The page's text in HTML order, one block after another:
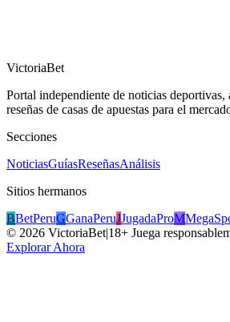
VictoriaBet
Portal independiente de noticias deportivas,
reseñas de casas de apuestas para el
Secciones
NoticiasGuíasReseñasAnálisis
Sitios hermanos
BBetPeruGGanaPeruJJugadaProM
© 2026 VictoriaBet|18+ Juega
Explorar Ahora